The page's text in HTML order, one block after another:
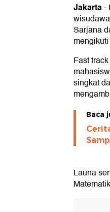
Jakarta-
Sarjana
Fast
singkat
Baca
Launa